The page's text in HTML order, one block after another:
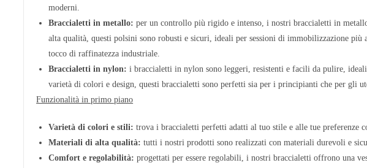
moderni.
Braccialetti in metallo: per un controllo più rigido e intenso, i nostri braccialetti in
alta qualità, questi polsini sono robusti e sicuri, ideali per sessioni di immobilizzazione
tocco di raffinatezza industriale.
Braccialetti in nylon: i braccialetti in nylon sono leggeri, resistenti e facili da pulire,
varietà di colori e design, questi braccialetti sono perfetti sia per i principianti che per gli
Funzionalità in primo piano
Varietà di colori e stili: trova i braccialetti perfetti adatti al tuo stile e alle tue preferenze
Materiali di alta qualità: tutti i nostri prodotti sono realizzati con materiali durevoli e
Comfort e regolabilità: progettati per essere regolabili, i nostri braccialetti offrono una